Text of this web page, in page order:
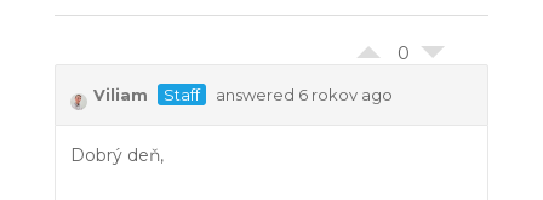
0
Viliam Staff answered 6 rokov ago
Dobrý deň,